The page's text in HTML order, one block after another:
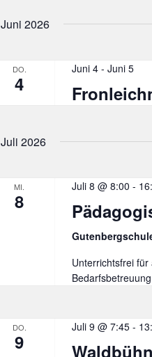
Juni 2026
DO.
4
Juni 4- Juni 5
Juli 2026
MI.
8
Juli 8 @ 8:00 -
Unterrichtsfrei
DO.
9
Juli 9 @ 7:45-